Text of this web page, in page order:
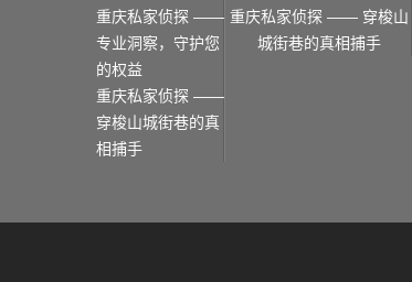
重庆私家侦探 ——
专业洞察，守护您
的权益
重庆私家侦探 ——
穿梭山城街巷的真
相捕手
重庆私家侦探 —— 穿梭山
城街巷的真相捕手